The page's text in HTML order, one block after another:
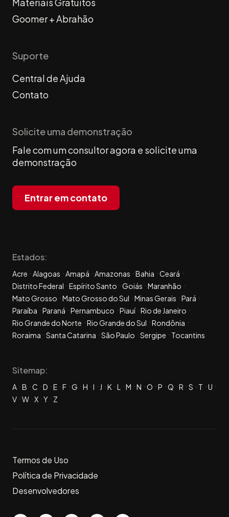
Goomer + Abrahão
Suporte
Central de Ajuda
Contato
Solicite uma demonstração
Fale com um consultor agora e solicite uma
demonstração
Entrar em contato
Estados:
Acre Alagoas Amapá Amazonas Bahia
Ceará
Distrito Federal
Espírito Santo Goiás
Maranhão
Mato Grosso
Mato Grosso do Sul Minas Gerais
Pará
Paraíba
Paraná Pernambuco Piauí Rio de Janeiro
Rio Grande do Norte
Rio Grande do Sul
Rondônia
Roraima
Santa Catarina São Paulo Sergipe Tocantins
Sitemap:
A B C D E F G H I J K L M N O P Q R S T
U
V W X Y Z
Termos de Uso
Política de Privacidade
Desenvolvedores